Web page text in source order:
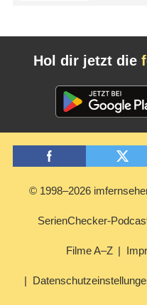
Hol dir jetzt die
© 1998–2026
SerienChecker-
Filme A–Z